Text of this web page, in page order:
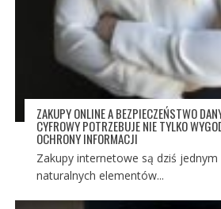
ZAKUPY ONLINE A BEZPIECZEŃSTWO
CYFROWY POTRZEBUJE NIE TYLKO
OCHRONY INFORMACJI
Zakupy internetowe są dziś
naturalnych elementów...